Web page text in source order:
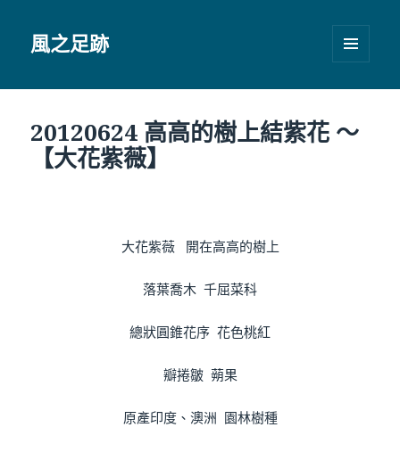
風之足跡
小工具
20120624 高高的樹上結紫花 ～
【大花紫薇】
大花紫薇 開在高高的樹上
落葉喬木 千屈菜科
總狀圓錐花序 花色桃紅
瓣捲皺 蒴果
原產印度、澳洲 園林樹種